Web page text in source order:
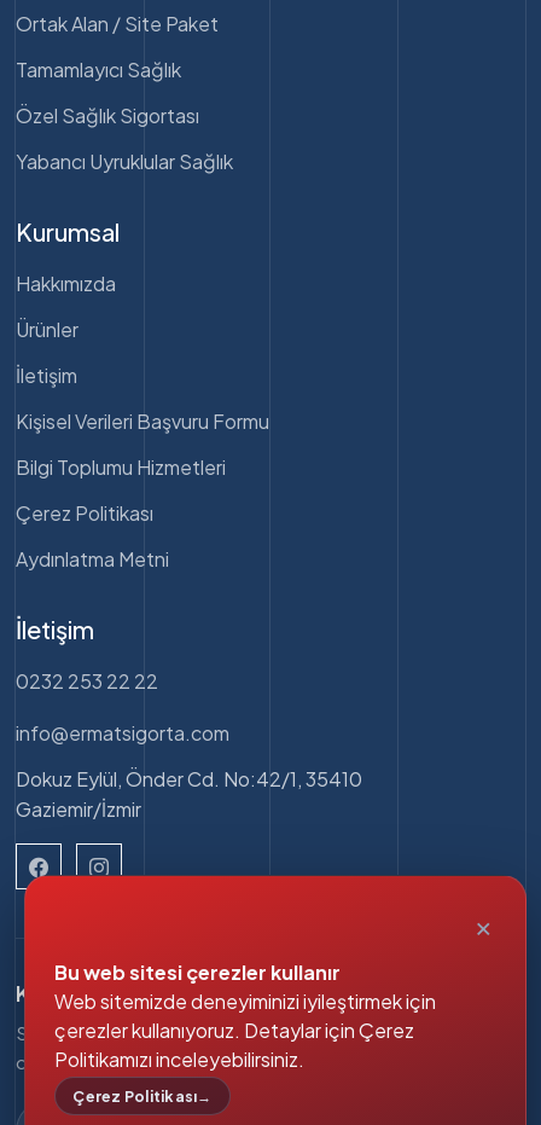
Ortak Alan / Site Paket
Tamamlayıcı Sağlık
Özel Sağlık Sigortası
Yabancı Uyruklular Sağlık
Kurumsal
Hakkımızda
Ürünler
İletişim
Kişisel Verileri Başvuru Formu
Bilgi Toplumu Hizmetleri
Çerez Politikası
Aydınlatma Metni
İletişim
0232 253 22 22
info@ermatsigorta.com
Dokuz Eylül, Önder Cd. No:42/1, 35410
Gaziemir/İzmir
Kampanyalardan haberdar olun
Sigorta teklifleri, yenileme hatırlatmaları ve kampanya
duyurularını e-posta ile alın.
×
Bu web sitesi çerezler kullanır
Web sitemizde deneyiminizi iyileştirmek için
çerezler kullanıyoruz. Detaylar için Çerez
Politikamızı inceleyebilirsiniz.
Çerez Politikası→